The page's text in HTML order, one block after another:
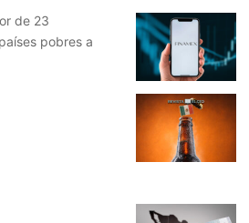
de 23
pobres a